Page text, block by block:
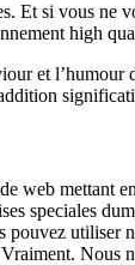
Et si vous
high
et
mettant
speciales
Nous